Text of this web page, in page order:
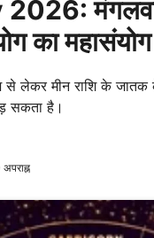
का
लेकर मीन राशि के
सकता है।